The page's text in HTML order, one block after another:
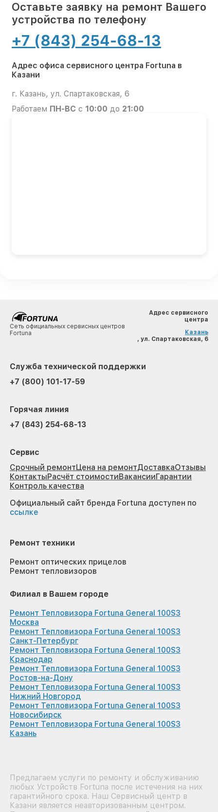
Оставьте заявку на ремонт Вашего
устройства по телефону
+7 (843) 254-68-13
Адрес офиса сервисного центра Fortuna в
Казани
г. Казань, ул. Спартаковская, 6
Работаем ПН-ВС с 10:00 до 21:00
Сеть официальных сервисных центров
Fortuna
Адрес сервисного
центра
Казань
, ул. Спартаковская, 6
Служба технической поддержки
+7 (800) 101-17-59
Горячая линия
+7 (843) 254-68-13
Сервис
Срочный ремонтЦена на ремонтДоставкаОтзывы
КонтактыРасчёт стоимостиВакансииГарантии
Контроль качества
Официальный сайт бренда Fortuna доступен по
ссылке
Ремонт техники
Ремонт оптических прицелов
Ремонт тепловизоров
Филиал в Вашем городе
Ремонт Тепловизора Fortuna General 100S3
Москва
Ремонт Тепловизора Fortuna General 100S3
Санкт-Петербург
Ремонт Тепловизора Fortuna General 100S3
Краснодар
Ремонт Тепловизора Fortuna General 100S3
Ростов-на-Дону
Ремонт Тепловизора Fortuna General 100S3
Нижний Новгород
Ремонт Тепловизора Fortuna General 100S3
Новосибирск
Ремонт Тепловизора Fortuna General 100S3
Казань
Предлагаем услуги по ремонту и обслуживанию
любых Устройств Fortuna после истечения на них
гарантийного срока. Наш Сервисный центр в
Казани является неавторизованным центром.